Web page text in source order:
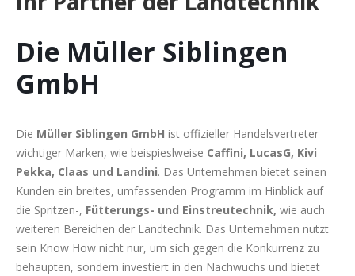
Die Müller Siblingen
GmbH
Die Müller Siblingen GmbH ist offizieller Handelsvertreter
wichtiger Marken, wie beispieslweise Caffini, LucasG, Kivi
Pekka, Claas und Landini. Das Unternehmen bietet seinen
Kunden ein breites, umfassenden Programm im Hinblick auf
die Spritzen-, Fütterungs- und Einstreutechnik, wie auch
weiteren Bereichen der Landtechnik. Das Unternehmen nutzt
sein Know How nicht nur, um sich gegen die Konkurrenz zu
behaupten, sondern investiert in den Nachwuchs und bietet